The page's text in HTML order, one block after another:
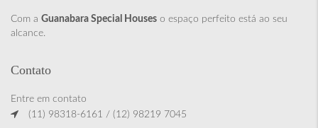
Com a Guanabara Special Houses o espaço perfeito está ao seu
alcance.
Contato
Entre em contato
(11) 98318-6161 / (12) 98219 7045